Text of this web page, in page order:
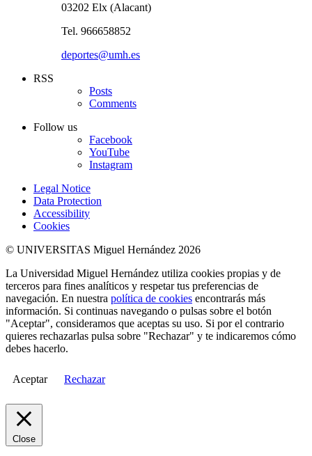
03202 Elx (Alacant)
Tel. 966658852
deportes@umh.es
RSS
Posts
Comments
Follow us
Facebook
YouTube
Instagram
Legal Notice
Data Protection
Accessibility
Cookies
© UNIVERSITAS Miguel Hernández 2026
La Universidad Miguel Hernández utiliza cookies propias y de
terceros para fines analíticos y respetar tus preferencias de
navegación. En nuestra política de cookies encontrarás más
información. Si continuas navegando o pulsas sobre el botón
"Aceptar", consideramos que aceptas su uso. Si por el contrario
quieres rechazarlas pulsa sobre "Rechazar" y te indicaremos cómo
debes hacerlo.
Aceptar Rechazar
Close